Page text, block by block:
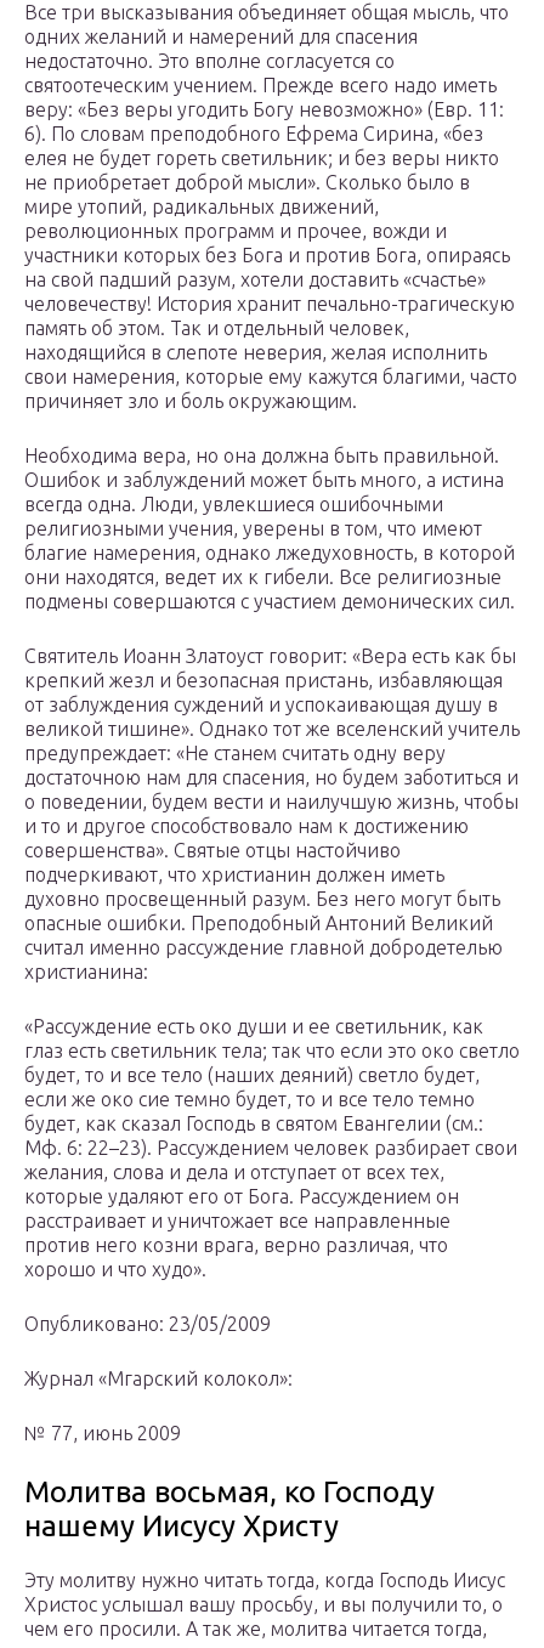
Все три высказывания объединяет общая мысль, что
одних желаний и намерений для спасения
недостаточно. Это вполне согласуется со
святоотеческим учением. Прежде всего надо иметь
веру: «Без веры угодить Богу невозможно» (Евр. 11:
6). По словам преподобного Ефрема Сирина, «без
елея не будет гореть светильник; и без веры никто
не приобретает доброй мысли». Сколько было в
мире утопий, радикальных движений,
революционных программ и прочее, вожди и
участники которых без Бога и против Бога, опираясь
на свой падший разум, хотели доставить «счастье»
человечеству! История хранит печально-трагическую
память об этом. Так и отдельный человек,
находящийся в слепоте неверия, желая исполнить
свои намерения, которые ему кажутся благими, часто
причиняет зло и боль окружающим.
Необходима вера, но она должна быть правильной.
Ошибок и заблуждений может быть много, а истина
всегда одна. Люди, увлекшиеся ошибочными
религиозными учения, уверены в том, что имеют
благие намерения, однако лжедуховность, в которой
они находятся, ведет их к гибели. Все религиозные
подмены совершаются с участием демонических сил.
Святитель Иоанн Златоуст говорит: «Вера есть как бы
крепкий жезл и безопасная пристань, избавляющая
от заблуждения суждений и успокаивающая душу в
великой тишине». Однако тот же вселенский учитель
предупреждает: «Не станем считать одну веру
достаточною нам для спасения, но будем заботиться и
о поведении, будем вести и наилучшую жизнь, чтобы
и то и другое способствовало нам к достижению
совершенства». Святые отцы настойчиво
подчеркивают, что христианин должен иметь
духовно просвещенный разум. Без него могут быть
опасные ошибки. Преподобный Антоний Великий
считал именно рассуждение главной добродетелью
христианина:
«Рассуждение есть око души и ее светильник, как
глаз есть светильник тела; так что если это око светло
будет, то и все тело (наших деяний) светло будет,
если же око сие темно будет, то и все тело темно
будет, как сказал Господь в святом Евангелии (см.:
Мф. 6: 22–23). Рассуждением человек разбирает свои
желания, слова и дела и отступает от всех тех,
которые удаляют его от Бога. Рассуждением он
расстраивает и уничтожает все направленные
против него козни врага, верно различая, что
хорошо и что худо».
Опубликовано: 23/05/2009
Журнал «Мгарский колокол»:
№ 77, июнь 2009
Молитва восьмая, ко Господу
нашему Иисусу Христу
Эту молитву нужно читать тогда, когда Господь Иисус
Христос услышал вашу просьбу, и вы получили то, о
чем его просили. А так же, молитва читается тогда,